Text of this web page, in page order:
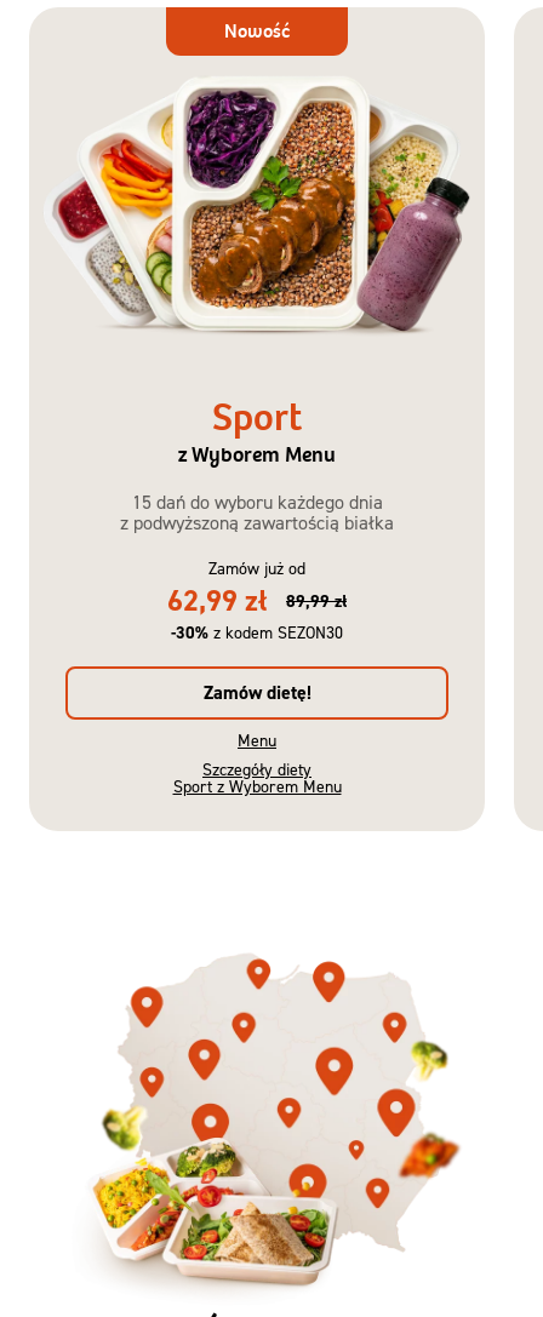
Dieta
Nowość
Sport
z Wyborem Menu
15 dań do wyboru każdego dnia
z podwyższoną zawartością białka
Zamów już od
62,99 zł
89,99 zł
-30% z kodem SEZON30
Zamów dietę!
Menu
Szczegóły diety
Sport z Wyborem Menu
3 razy TAK
1500kcal - 2250kcal